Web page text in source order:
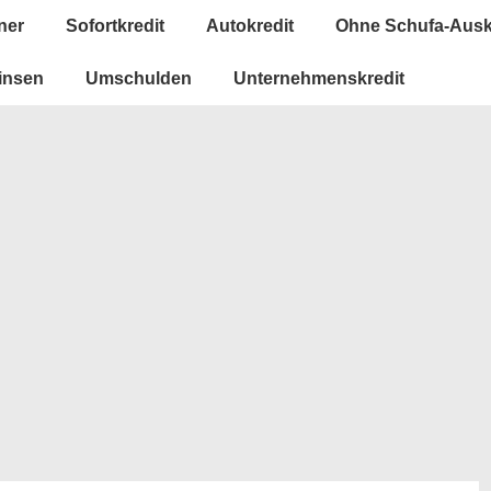
Sofortkredit Autokredit Ohne Schufa-
Umschulden Unternehmenskredit